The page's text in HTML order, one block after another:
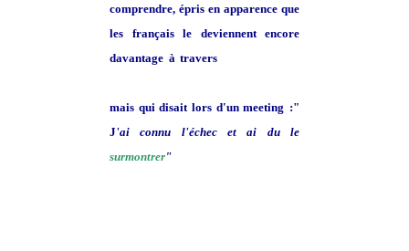
comprendre, épris en apparence que
les français le deviennent encore
davantage à travers
mais qui disait lors d'un meeting :"
J'ai connu l'échec et ai du le
surmontrer"